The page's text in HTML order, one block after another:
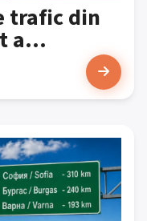
trafic din
a...